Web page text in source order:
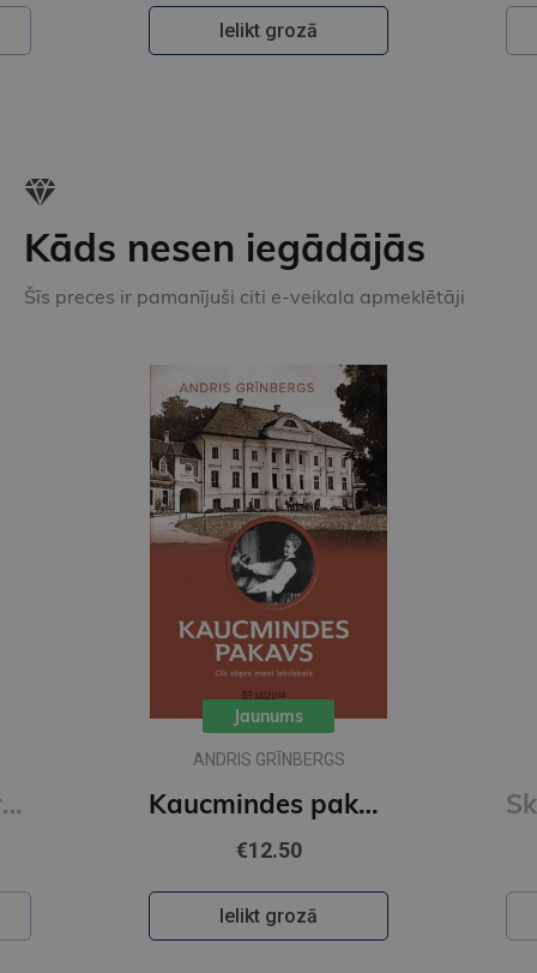
Ielikt grozā
Kāds nesen iegādājās
Šīs preces ir pamanījuši citi e-veikala apmeklētāji
Mugursoma- Zero, anti-gravity, AGS, Flori, 43 x 29 x 21cm
Jaunums
ANDRIS GRĪNBERGS
Kaucmindes pakavs
€12.50
Ielikt grozā